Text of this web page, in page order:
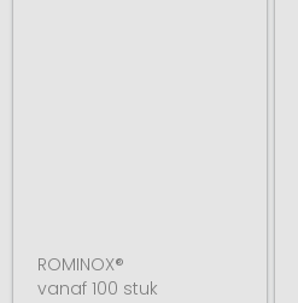
ROMINOX®
vanaf 100 stuk